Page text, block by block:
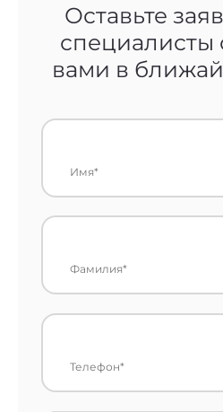
Оставьте
специалисты
вами в